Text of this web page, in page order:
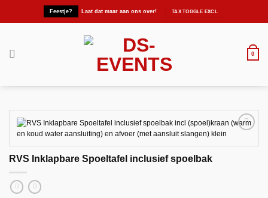
Feestje? Laat dat maar aan ons over!
0
RVS Inklapbare Spoeltafel inclusief spoelbak